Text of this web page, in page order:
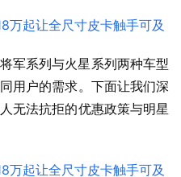
军系列与火星系列两种车型
用户的需求。下面让我们深
无法抗拒的优惠政策与明星